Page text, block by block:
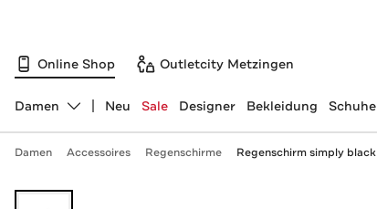
Online Shop Outletcity Metzingen
Abteilung ändern, ausgewählt:
Damen Neu Sale Designer Bekleidung Schuhe
Damen Accessoires Regenschirme Regenschirm simply black